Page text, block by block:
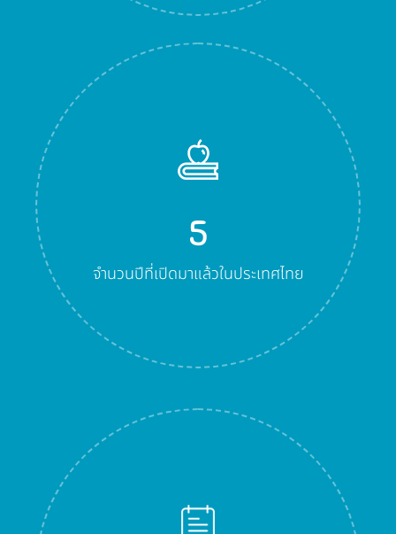
5
จำนวนปีที่เปิดมาแล้วในประเทศไทย